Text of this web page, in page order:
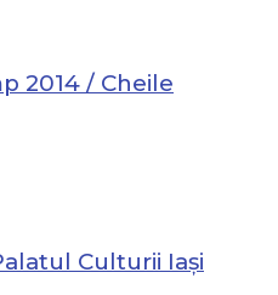
2014 / Cheile
Culturii Iași